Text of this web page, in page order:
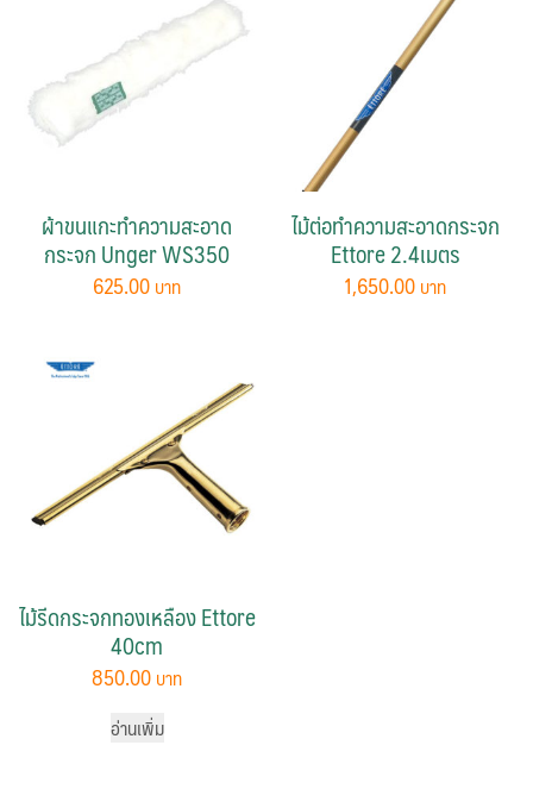
ผ้าขนแกะทําความสะอาด
กระจก Unger WS350
625.00
ไม้ต่อทำความสะอาดกระจก
Ettore 2.4เมตร
1,650.00
ไม้รีดกระจกทองเหลือง Ettore
40cm
850.00
อ่านเพิ่ม